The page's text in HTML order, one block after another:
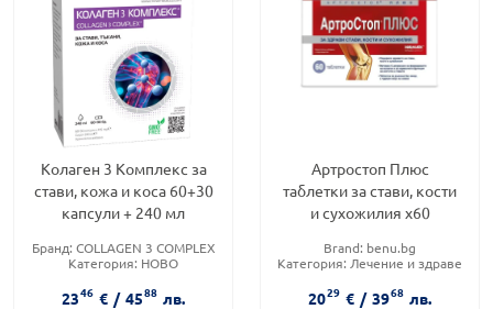
Колаген 3 Комплекс за
стави, кожа и коса 60+30
капсули + 240 мл
Бранд: COLLAGEN 3 COMPLEX
Категория: НОВО
комплект
2346 € / 4588 лв.
Артростоп Плюс
таблетки за стави, кости
и сухожилия х60
Brand: benu.bg
Категория: Лечение и здраве
2029 € / 3968 лв.